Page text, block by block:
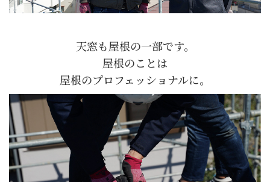
天窓も屋根の一部です。
屋根のことは
屋根のプロフェッショナルに。